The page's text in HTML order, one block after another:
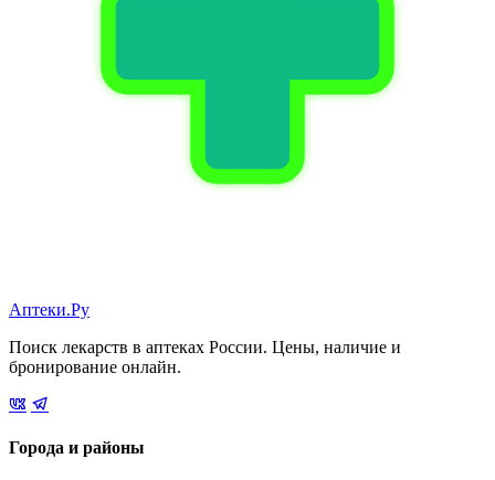
Аптеки.Ру
Поиск лекарств в аптеках России. Цены, наличие и
бронирование онлайн.
Города и районы